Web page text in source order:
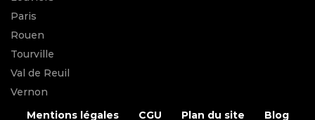
Paris
Rouen
Tourville
Val de Reuil
Vernon
Mentions légales
CGU Plan du site Blog